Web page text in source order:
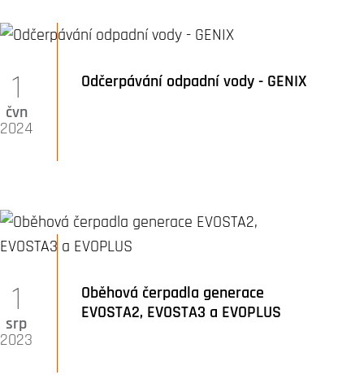
Odčerpávání odpadní vody - GENIX
1
čvn
2024
Oběhová čerpadla generace
EVOSTA2, EVOSTA3 a EVOPLUS
1
srp
2023